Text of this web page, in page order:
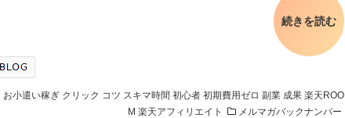
続きを読む
お小遣い稼ぎ クリック コツ スキマ時間 初心者 初期費用ゼロ 副業 成果 楽天ROO
M 楽天アフィリエイト メルマガバックナンバー